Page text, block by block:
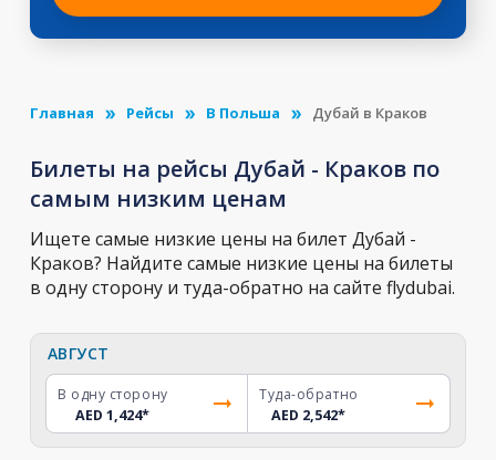
Главная Рейсы В Польша Дубай в Краков
Билеты на рейсы Дубай - Краков по
самым низким ценам
Ищете самые низкие цены на билет Дубай -
Краков? Найдите самые низкие цены на билеты
в одну сторону и туда-обратно на сайте flydubai.
АВГУСТ
В одну сторону
AED 1,424*
Туда-обратно
AED 2,542*